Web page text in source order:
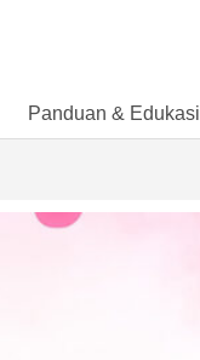
Panduan & Edukasi